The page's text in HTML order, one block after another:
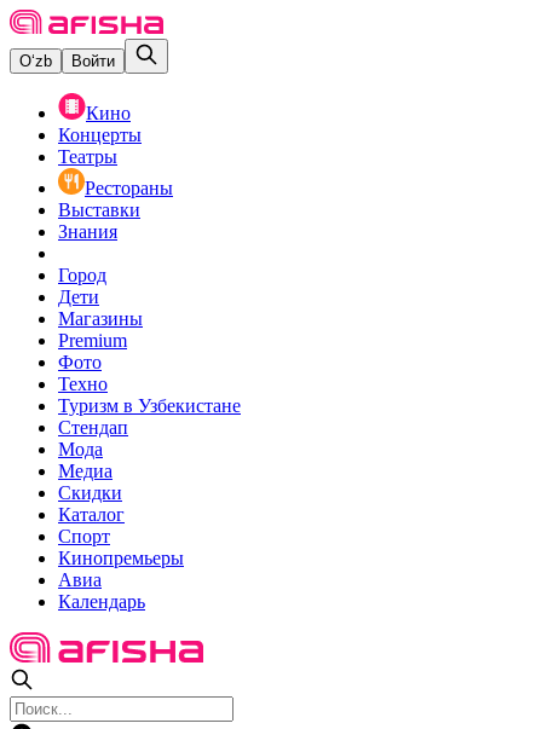
O‘zb Войти
Кино
Концерты
Театры
Рестораны
Выставки
Знания
Город
Дети
Магазины
Premium
Фото
Техно
Туризм в Узбекистане
Стендап
Мода
Медиа
Скидки
Каталог
Спорт
Кинопремьеры
Авиа
Календарь